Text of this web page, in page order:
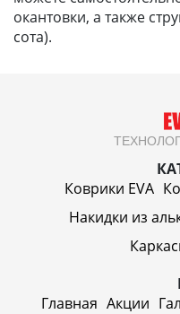
окантовки, а также
сота).
Коврики EVA
Накидки из
Главная Акции